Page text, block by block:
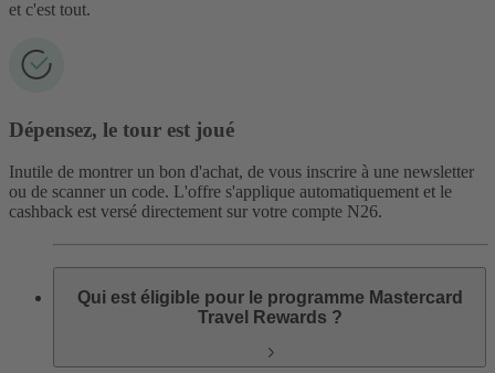
et c'est tout.
Dépensez, le tour est joué
Inutile de montrer un bon d'achat, de vous inscrire à une newsletter
ou de scanner un code. L'offre s'applique automatiquement et le
cashback est versé directement sur votre compte N26.
Qui est éligible pour le programme Mastercard
Travel Rewards ?